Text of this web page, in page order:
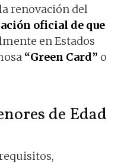
renovación del
oficial de que
en Estados
“Green Card” o
de Edad